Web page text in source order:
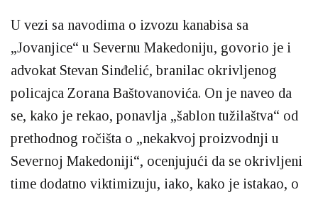
U vezi sa navodima o izvozu kanabisa sa
„Jovanjice“ u Severnu Makedoniju, govorio je i
advokat Stevan Sinđelić, branilac okrivljenog
policajca Zorana Baštovanovića. On je naveo da
se, kako je rekao, ponavlja „šablon tužilaštva“ od
prethodnog ročišta o „nekakvoj proizvodnji u
Severnoj Makedoniji“, ocenjujući da se okrivljeni
time dodatno viktimizuju, iako, kako je istakao, o